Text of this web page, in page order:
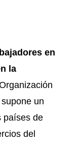
en
la
un
países de
del